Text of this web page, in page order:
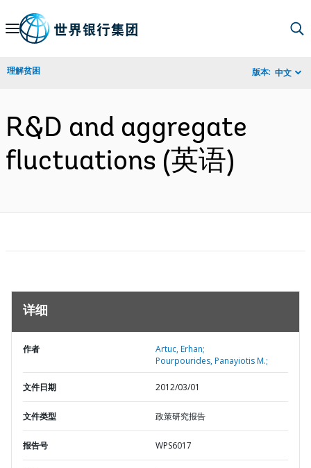
Skip
Navigation
理解贫困 版本: 中文
R&D and aggregate
fluctuations (英语)
详细
作者
Artuc, Erhan;
Pourpourides, Panayiotis M.;
文件日期 2012/03/01
文件类型 政策研究报告
报告号 WPS6017